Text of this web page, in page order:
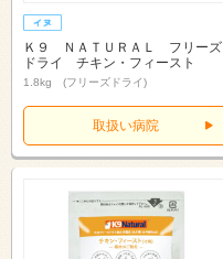
Ｋ９ ＮＡＴＵＲＡＬ フリーズ
ドライ チキン・フィースト
1.8kg (フリーズドライ)
取扱い病院